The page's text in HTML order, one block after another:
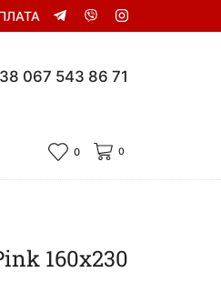
067 543 86 71
0 0
160х230